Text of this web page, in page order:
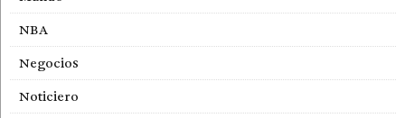
NBA
Negocios
Noticiero